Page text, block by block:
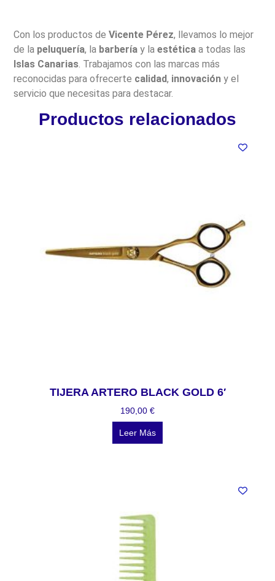
Con los productos deVicente Pérez, llevamos lo mejor
de la peluquería, la barbería y laestética a todas las
Islas Canarias. Trabajamos con las marcas más
reconocidas para ofrecerte calidad, innovación y el
servicio que necesitas para destacar.
Productos relacionados
TIJERA ARTERO BLACK GOLD 6′
190,00 €
Leer Más